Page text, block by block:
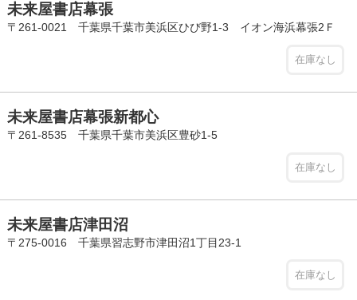
未来屋書店幕張
〒261-0021 千葉県千葉市美浜区ひび野1-3 イオン海浜幕張2Ｆ
在庫なし
未来屋書店幕張新都心
〒261-8535 千葉県千葉市美浜区豊砂1-5
在庫なし
未来屋書店津田沼
〒275-0016 千葉県習志野市津田沼1丁目23-1
在庫なし